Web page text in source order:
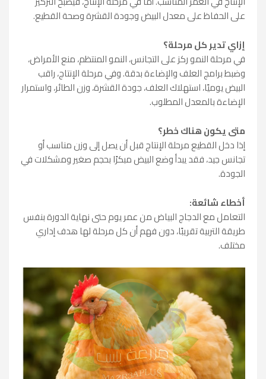
على الحفاظ على معدل البيض وجودة القشرة وصحة القطيع.
إزاي تدير كل مرحلة؟
في مرحلة النمو ركز على التجانس، النمو المنتظم، منع الأمراض،
وضبط برامج العلف والإضاءة بدقة. وفي مرحلة الإنتاج، راقب
البيض يوميًا، استهلاك العلف، جودة القشرة، وزن الطائر، واستمرار
الإضاءة بالمعدل المطلوب.
متى يكون هناك خطر؟
إذا دخل القطيع مرحلة الإنتاج قبل أن يصل إلى وزن مناسب أو
تجانس جيد، فقد يبدأ وضع البيض مبكرًا بحجم صغير ومشكلات في
الجودة.
أخطاء شائعة:
التعامل مع الدجاج البياض من عمر يوم حتى نهاية الدورة بنفس
طريقة التربية تقريبًا، دون فهم أن كل مرحلة لها هدف إداري
مختلف.